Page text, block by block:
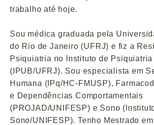
trabalho até hoje.
Sou médica graduada pela
do Rio de Janeiro (UFRJ) e fiz a
Psiquiatria no Instituto de Psiquiatria
(IPUB/UFRJ). Sou especialista em
Humana (IPq/HC-FMUSP),
e Dependências Comportamentais
(PROJAD/UNIFESP) e Sono
Sono/UNIFESP). Tenho Mestrado